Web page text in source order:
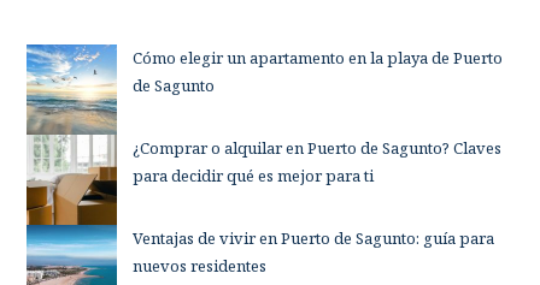
Cómo elegir un apartamento en la playa de Puerto
de Sagunto
¿Comprar o alquilar en Puerto de Sagunto? Claves
para decidir qué es mejor para ti
Ventajas de vivir en Puerto de Sagunto: guía para
nuevos residentes